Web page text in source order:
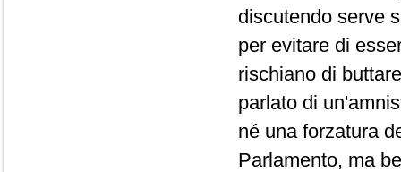
discutendo serve
per evitare di
rischiano di
parlato di
né una forzatura
Parlamento, ma